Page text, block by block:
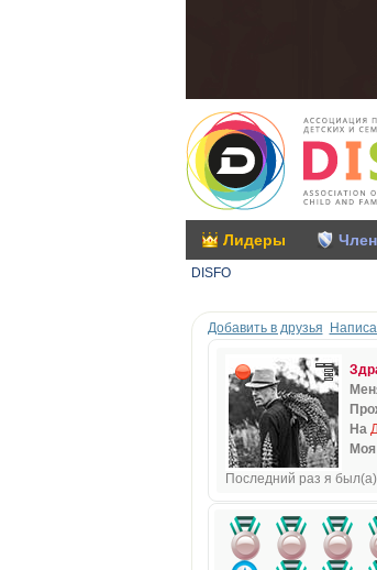
Лидеры
DISFO
Добавить в друзья
На
Последний раз я